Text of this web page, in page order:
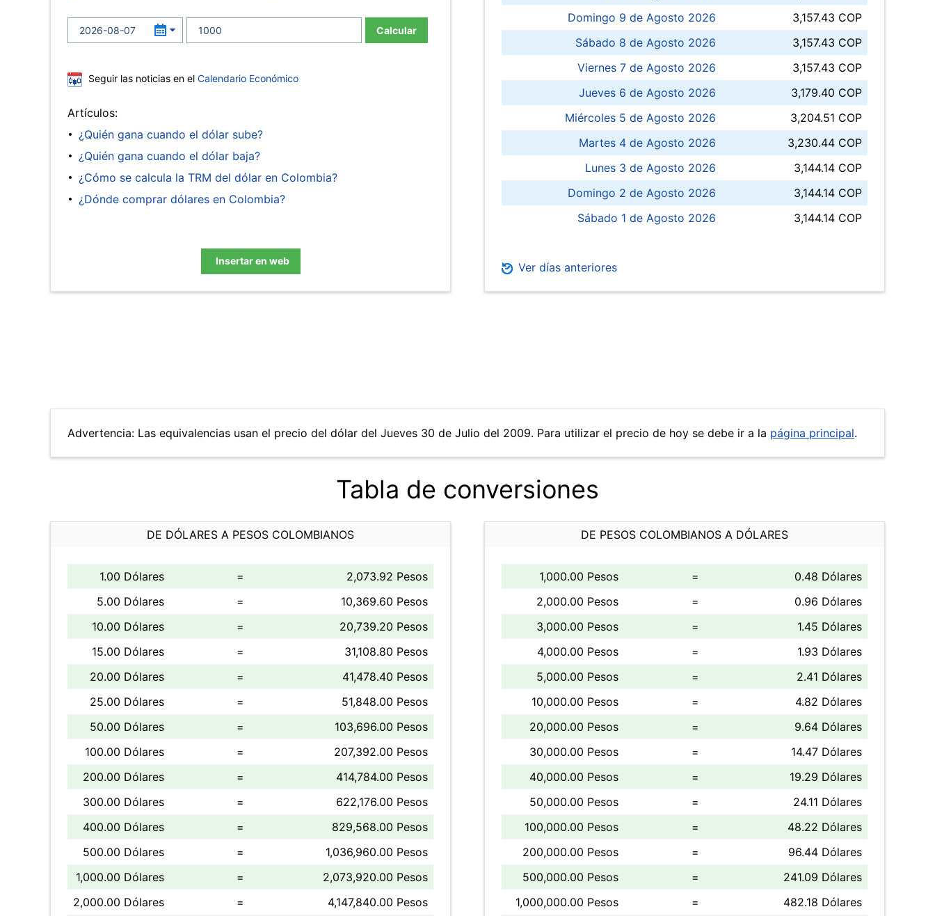
Calcular
Seguir las noticias en el Calendario Económico
Artículos:
¿Quién gana cuando el dólar sube?
¿Quién gana cuando el dólar baja?
¿Cómo se calcula la TRM del dólar en Colombia?
¿Dónde comprar dólares en Colombia?
Insertar en web
Domingo 9 de Agosto 2026
3,157.43 COP
Sábado 8 de Agosto 2026
3,157.43 COP
Viernes 7 de Agosto 2026
3,157.43 COP
Jueves 6 de Agosto 2026
3,179.40 COP
Miércoles 5 de Agosto 2026
3,204.51 COP
Martes 4 de Agosto 2026
3,230.44 COP
Lunes 3 de Agosto 2026
3,144.14 COP
Domingo 2 de Agosto 2026
3,144.14 COP
Sábado 1 de Agosto 2026
3,144.14 COP
Ver días anteriores
Advertencia: Las equivalencias usan el precio del dólar del Jueves 30 de Julio del 2009. Para utilizar el precio de hoy se debe ir a la página principal.
Tabla de conversiones
DE DÓLARES A PESOS COLOMBIANOS
1.00 Dólares =
2,073.92 Pesos
5.00 Dólares
=
10,369.60 Pesos
10.00 Dólares
=
20,739.20 Pesos
15.00 Dólares
=
31,108.80 Pesos
20.00 Dólares
=
41,478.40 Pesos
25.00 Dólares
=
51,848.00 Pesos
50.00 Dólares
=
103,696.00 Pesos
100.00 Dólares
=
207,392.00 Pesos
200.00 Dólares
=
414,784.00 Pesos
300.00 Dólares
=
622,176.00 Pesos
400.00 Dólares
=
829,568.00 Pesos
500.00 Dólares
=
1,036,960.00 Pesos
1,000.00 Dólares
=
2,073,920.00 Pesos
2,000.00 Dólares
= 4,147,840.00 Pesos
DE PESOS COLOMBIANOS A DÓLARES
1,000.00 Pesos =
0.48 Dólares
2,000.00 Pesos
=
0.96 Dólares
3,000.00 Pesos
=
1.45 Dólares
4,000.00 Pesos
=
1.93 Dólares
5,000.00 Pesos
=
2.41 Dólares
10,000.00 Pesos
=
4.82 Dólares
20,000.00 Pesos
=
9.64 Dólares
30,000.00 Pesos
=
14.47 Dólares
40,000.00 Pesos
=
19.29 Dólares
50,000.00 Pesos
=
24.11 Dólares
100,000.00 Pesos
=
48.22 Dólares
200,000.00 Pesos
=
96.44 Dólares
500,000.00 Pesos
=
241.09 Dólares
1,000,000.00 Pesos
= 482.18 Dólares